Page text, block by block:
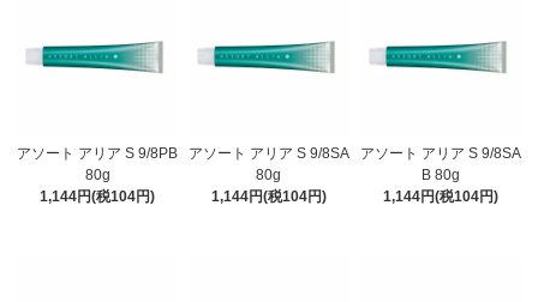
アソート アリア S 9/8PB
80g
1,144円(税104円)
アソート アリア S 9/8SA
80g
1,144円(税104円)
アソート アリア S 9/8SA
B 80g
1,144円(税104円)